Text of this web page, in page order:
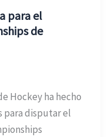
para el
de
Hockey ha hecho
para disputar el